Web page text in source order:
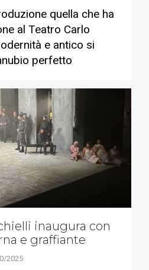
quella che ha
al Teatro Carlo
e antico si
perfetto
inaugura con
e graffiante
2025